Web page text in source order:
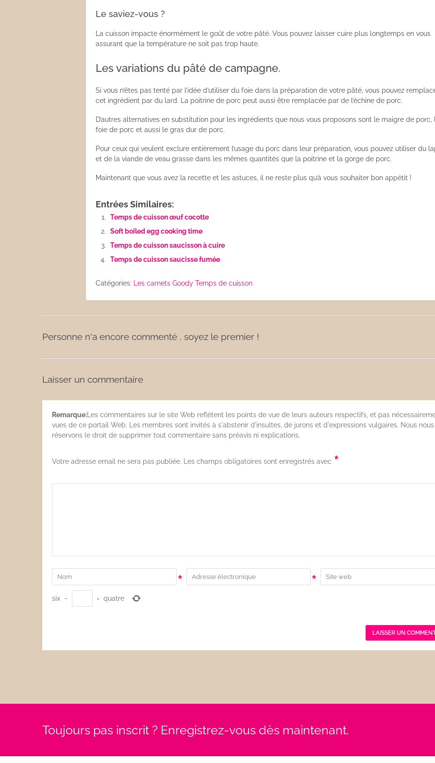
Le saviez-vous ?
La cuisson impacte énormément le goût de votre pâté. Vous pouvez laisser cuire plus longtemps en vous
assurant que la température ne soit pas trop haute.
Les variations du pâté de campagne.
Si vous n’êtes pas tenté par l’idée d’utiliser du foie dans la préparation de votre pâté, vous pouvez
cet ingrédient par du lard. La poitrine de porc peut aussi être remplacée par de l’échine de porc.
D’autres alternatives en substitution pour les ingrédients que nous vous proposons sont le maigre de porc,
foie de porc et aussi le gras dur de porc.
Pour ceux qui veulent exclure entièrement l’usage du porc dans leur préparation, vous pouvez utiliser du
et de la viande de veau grasse dans les mêmes quantités que la poitrine et la gorge de porc.
Maintenant que vous avez la recette et les astuces, il ne reste plus qu’à vous souhaiter bon appétit !
Entrées Similaires:
Temps de cuisson œuf cocotte
Soft boiled egg cooking time
Temps de cuisson saucisson à cuire
Temps de cuisson saucisse fumée
Catégories: Les carnets Goody Temps de cuisson
Personne n'a encore commenté , soyez le premier !
Laisser un commentaire
Remarque: Les commentaires sur le site Web reflètent les points de vue de leurs auteurs respectifs, et pas
vues de ce portail Web. Les membres sont invités à s'abstenir d'insultes, de jurons et d'expressions vulgaires. Nous nous
réservons le droit de supprimer tout commentaire sans préavis ni explications.
Votre adresse email ne sera pas publiée. Les champs obligatoires sont enregistrés avec *
* *
six − = quatre
Toujours pas inscrit ? Enregistrez-vous dès maintenant.